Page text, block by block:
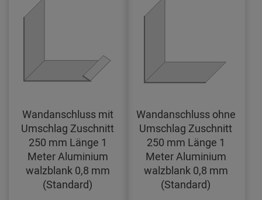
Wandanschluss mit
Umschlag Zuschnitt
250 mm Länge 1
Meter Aluminium
walzblank 0,8 mm
(Standard)
Wandanschluss ohne
Umschlag Zuschnitt
250 mm Länge 1
Meter Aluminium
walzblank 0,8 mm
(Standard)